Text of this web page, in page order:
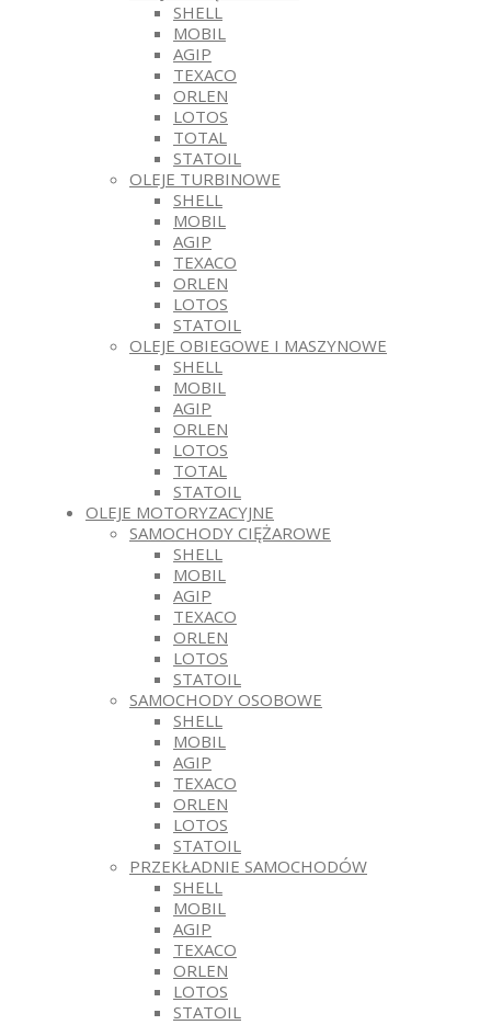
SHELL
MOBIL
AGIP
TEXACO
ORLEN
LOTOS
TOTAL
STATOIL
OLEJE TURBINOWE
SHELL
MOBIL
AGIP
TEXACO
ORLEN
LOTOS
STATOIL
OLEJE OBIEGOWE I MASZYNOWE
SHELL
MOBIL
AGIP
ORLEN
LOTOS
TOTAL
STATOIL
OLEJE MOTORYZACYJNE
SAMOCHODY CIĘŻAROWE
SHELL
MOBIL
AGIP
TEXACO
ORLEN
LOTOS
STATOIL
SAMOCHODY OSOBOWE
SHELL
MOBIL
AGIP
TEXACO
ORLEN
LOTOS
STATOIL
PRZEKŁADNIE SAMOCHODÓW
SHELL
MOBIL
AGIP
TEXACO
ORLEN
LOTOS
STATOIL